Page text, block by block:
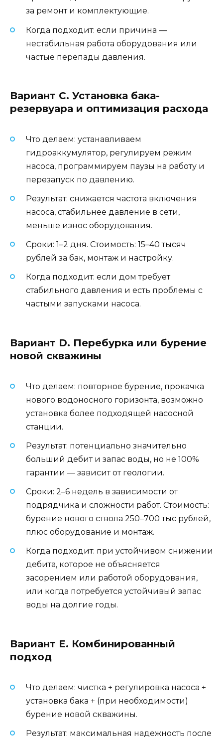
за ремонт и комплектующие.
Когда подходит: если причина —
нестабильная работа оборудования или
частые перепады давления.
Вариант C. Установка бака-
резервуара и оптимизация расхода
Что делаем: устанавливаем
гидроаккумулятор, регулируем режим
насоса, программируем паузы на работу и
перезапуск по давлению.
Результат: снижается частота включения
насоса, стабильнее давление в сети,
меньше износ оборудования.
Сроки: 1–2 дня. Стоимость: 15–40 тысяч
рублей за бак, монтаж и настройку.
Когда подходит: если дом требует
стабильного давления и есть проблемы с
частыми запусками насоса.
Вариант D. Перебурка или бурение
новой скважины
Что делаем: повторное бурение, прокачка
нового водоносного горизонта, возможно
установка более подходящей насосной
станции.
Результат: потенциально значительно
больший дебит и запас воды, но не 100%
гарантии — зависит от геологии.
Сроки: 2–6 недель в зависимости от
подрядчика и сложности работ. Стоимость:
бурение нового ствола 250–700 тыс рублей,
плюс оборудование и монтаж.
Когда подходит: при устойчивом снижении
дебита, которое не объясняется
засорением или работой оборудования,
или когда потребуется устойчивый запас
воды на долгие годы.
Вариант E. Комбинированный
подход
Что делаем: чистка + регулировка насоса +
установка бака + (при необходимости)
бурение новой скважины.
Результат: максимальная надежность после